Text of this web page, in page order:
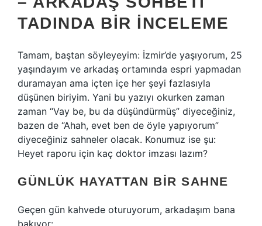
TADINDA BIR İNCELEME
Tamam, baştan söyleyeyim: İzmir’de yaşıyorum, 25
yaşındayım ve arkadaş ortamında espri yapmadan
duramayan ama içten içe her şeyi fazlasıyla
düşünen biriyim. Yani bu yazıyı okurken zaman
zaman “Vay be, bu da düşündürmüş” diyeceğiniz,
bazen de “Ahah, evet ben de öyle yapıyorum”
diyeceğiniz sahneler olacak. Konumuz ise şu:
Heyet raporu için kaç doktor imzası lazım?
GÜNLÜK HAYATTAN BIR SAHNE
Geçen gün kahvede oturuyorum, arkadaşım bana
bakıyor: